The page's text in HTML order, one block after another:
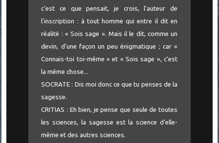
c'est ce que pensait, je crois, l'auteur de
l'inscription : à tout homme qui entre il dit en
réalité : « Sois sage ». Mais il le dit, comme un
devin, d'une façon un peu énigmatique ; car «
Connais-toi toi-même » et « Sois sage », c'est
la même chose...
SOCRATE : Dis moi donc ce que tu penses de la
sagesse.
CRITIAS : Eh bien, je pense que seule de toutes
les sciences, la sagesse est la science d'elle-
même et des autres sciences.